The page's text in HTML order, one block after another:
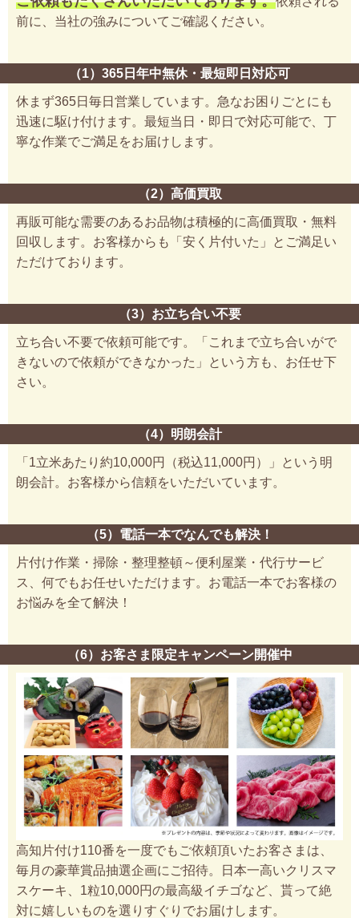
前に、当社の強みについてご確認ください。
（1）365日年中無休・最短即日対応可
休まず365日毎日営業しています。急なお困りごとにも
迅速に駆け付けます。最短当日・即日で対応可能で、丁
寧な作業でご満足をお届けします。
（2）高価買取
再販可能な需要のあるお品物は積極的に高価買取・無料
回収します。お客様からも「安く片付いた」とご満足い
ただけております。
（3）お立ち合い不要
立ち合い不要で依頼可能です。「これまで立ち合いがで
きないので依頼ができなかった」という方も、お任せ下
さい。
（4）明朗会計
「1立米あたり約10,000円（税込11,000円）」という明
朗会計。お客様から信頼をいただいています。
（5）電話一本でなんでも解決！
片付け作業・掃除・整理整頓～便利屋業・代行サービ
ス、何でもお任せいただけます。お電話一本でお客様の
お悩みを全て解決！
（6）お客さま限定キャンペーン開催中
高知片付け110番を一度でもご依頼頂いたお客さまは、
毎月の豪華賞品抽選企画にご招待。日本一高いクリスマ
スケーキ、1粒10,000円の最高級イチゴなど、貰って絶
対に嬉しいものを選りすぐりでお届けします。